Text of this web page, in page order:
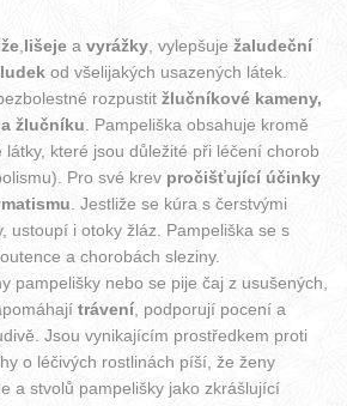
lišeje avyrážky , vylepšuježaludeční
od všelijakých usazených látek.
rozpustitžlučníkové kameny,
žlučníku . Pampeliška obsahuje kromě
které jsou důležité při léčení chorob
Pro své krev pročišťující účinky
. Jestliže se kúra s čerstvými
ustoupí i otoky žláz. Pampeliška se s
a chorobách sleziny.
pampelišky nebo se pije čaj z usušených,
trávení , podporují pocení a
Jsou vynikajícím prostředkem proti
o léčivých rostlinách píší, že ženy
a stvolů pampelišky jako zkrášlující